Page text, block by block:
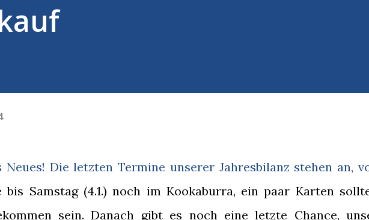
Neues! Die letzten Termine unserer Jahresbilanz stehen an,
bis Samstag (4.1.) noch im Kookaburra, ein paar Karten
sein. Danach gibt es noch eine letzte Chance,